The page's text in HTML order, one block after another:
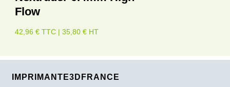
Flow
42,96 € TTC | 35,80 € HT
IMPRIMANTE3DFRANCE